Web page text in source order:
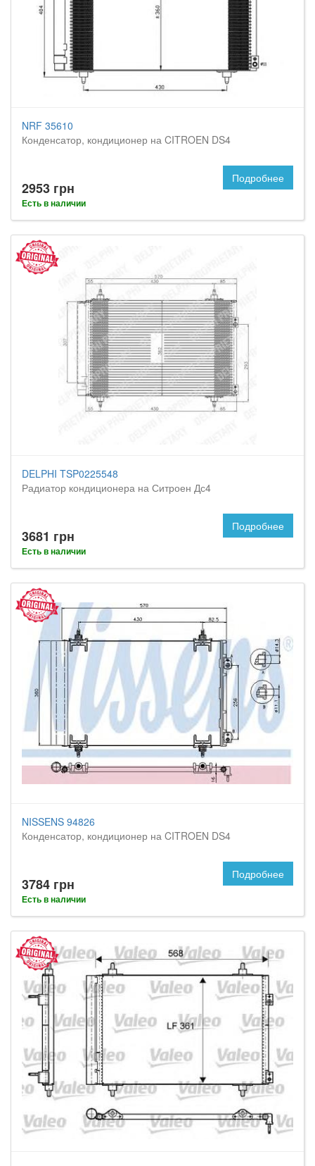
NRF 35610
Конденсатор, кондиционер на CITROEN DS4
2953 грн
Есть в наличии
Подробнее
DELPHI TSP0225548
Радиатор кондиционера на Ситроен Дс4
3681 грн
Есть в наличии
Подробнее
NISSENS 94826
Конденсатор, кондиционер на CITROEN DS4
3784 грн
Есть в наличии
Подробнее